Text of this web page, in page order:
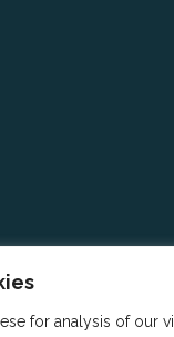
for analysis of our